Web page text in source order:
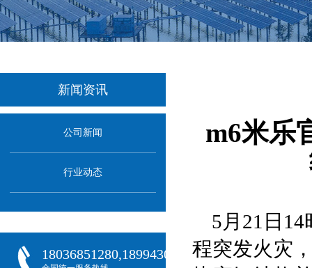
新闻资讯
公司新闻
行业动态
18036851280,18994301288,18068407382
m6米乐
5月21日
程突发火灾